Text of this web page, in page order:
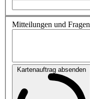
Mitteilungen und Fragen
Kartenauftrag absenden